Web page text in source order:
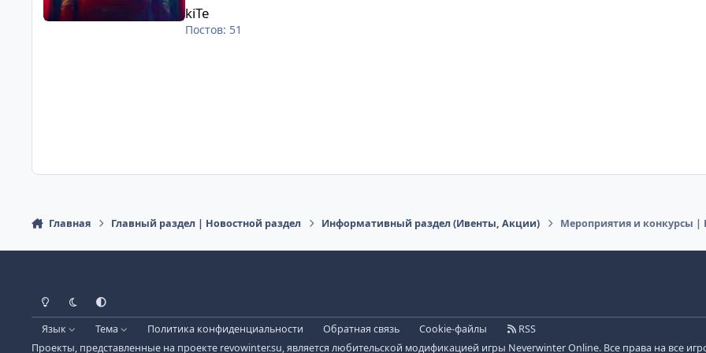
kiTe
Постов: 51
Главная Главный раздел | Новостной раздел Информативный раздел (Ивенты, Акции) Мероприятия и конкурсы |
Light ModeDark ModeSystem Preference
Язык Тема Политика конфиденциальности Обратная связь Cookie-файлы
RSS
Проекты, представленные на проекте revowinter.su, является любительской модификацией игры Neverwinter Online. Все права на все